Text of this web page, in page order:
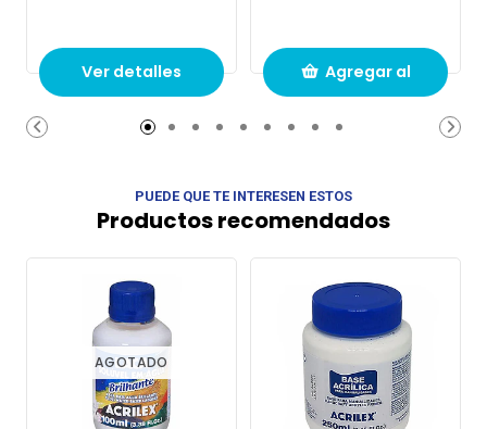
Ver detalles Agregar al
carrito de
PUEDE QUE TE INTERESEN ESTOS
Productos recomendados
AGOTADO